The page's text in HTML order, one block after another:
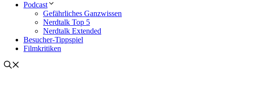
Podcast
Gefährliches Ganzwissen
Nerdtalk Top 5
Nerdtalk Extended
Besucher-Tippspiel
Filmkritiken